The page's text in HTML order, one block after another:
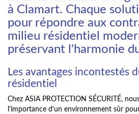
à Clamart. Chaque
pour répondre aux
milieu résidentiel
préservant l'harmonie
Les avantages incontestés
résidentiel
Chez ASIA PROTECTION SÉCURITÉ,
l'importance d'un environnement sûr